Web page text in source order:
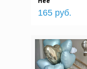
165 руб.